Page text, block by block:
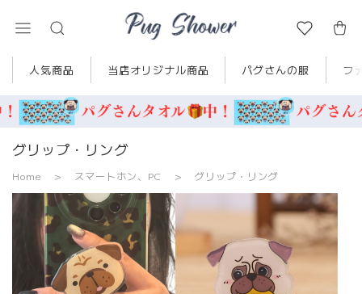
人気商品 当店オリジナル商品 パグさんの服 フ
グリップ・リング
Home スマートホン、PC グリップ・リング